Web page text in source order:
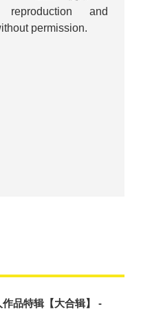
and
permission.
品特辑【大合辑】 -